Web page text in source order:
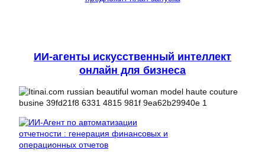
ИИ-агенты искусственный интеллект
онлайн для бизнеса